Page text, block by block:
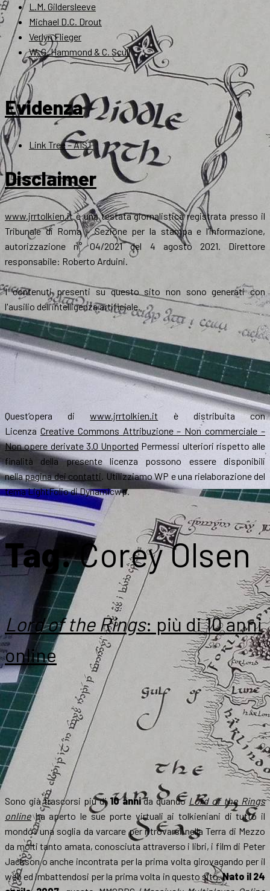
L.M. Gildersleeve
Michael D.C. Drout
Verlyn Flieger
W. G. Hammond & C. Scull
Evidenza
Link Tree – AIST
Disclaimer
www.jrrtolkien.itè una testata giornalistica registrata presso il
Tribunale di Roma - Sezione per la stampa e l’informazione,
autorizzazione n° 04/2021 del 4 agosto 2021. Direttore
responsabile: Roberto Arduini.
I contenuti presenti su questo sito non sono generati con
l'ausilio dell'intelligenza artificiale.
Quest’opera diwww.jrrtolkien.it è distribuita con
Licenza Creative Commons Attribuzione – Non commerciale –
Non opere derivate 3.0 Unported Permessi ulteriori rispetto alle
finalità della presente licenza possono essere disponibili
nellapagina dei contatti. Utilizziamo WP e una rielaborazione del
tema LightFolio di Dynamicwp.
Tag:Corey Olsen
Lord of the Rings: più di 10 anni
online
Sono già trascorsi più di10 annida quando Lord of the Rings
onlineha aperto le sue porte virtuali ai tolkieniani di tutto il
mondo: una soglia da varcare per ritrovarsi nella Terra di Mezzo
da molti tanto amata, conosciuta attraverso i libri, i film di Peter
Jackson o anche incontrata per la prima volta girovagando per il
web ed imbattendosi per la prima volta in questo sito.Nato il 24